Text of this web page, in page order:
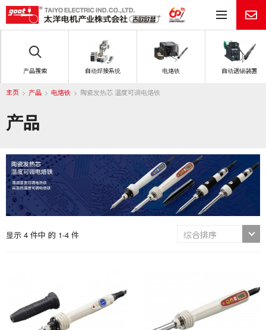
目
产品搜索 自动焊接系统 电烙铁 自动送锡装置
产品
主页 产品 电烙铁 陶瓷发热芯 温度可调电烙铁
显示 4 件中 的 1-4 件